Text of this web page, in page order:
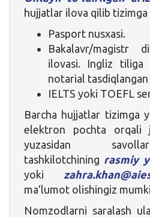
hujjatlar ilova qilib tizimga
Pasport nusxasi.
Bakalavr/magistr
ilovasi. Ingliz tiliga
notarial
IELTS yoki TOEFL
Barcha hujjatlar tizimga
elektron pochta orqali
yuzasidan
tashkilotchining rasmiy
yoki
ma’lumot olishingiz
Nomzodlarni saralash